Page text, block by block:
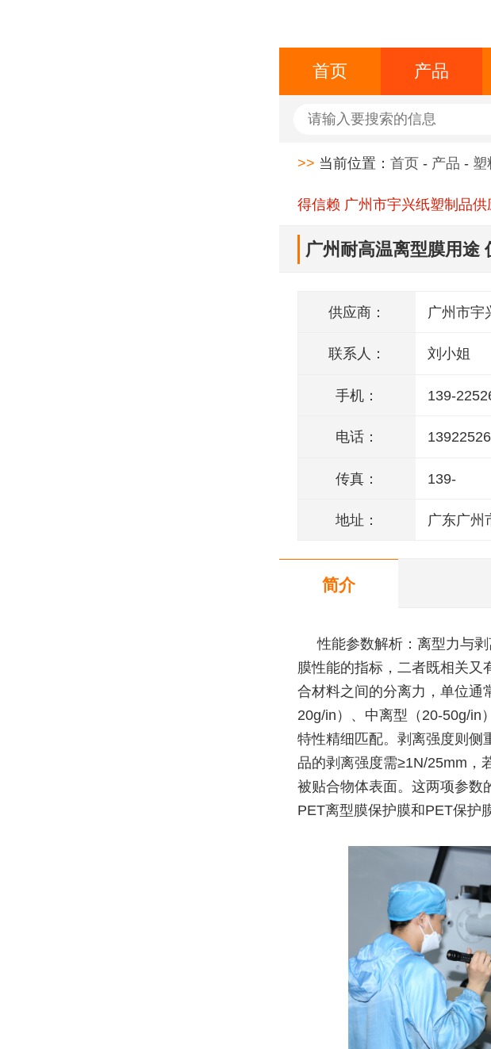
首页 产品
>> 当前位置： 首页 - 产品 - 塑
得信赖 广州市宇兴纸塑制品供
广州耐高温离型膜用途
供应商： 广州市宇
联系人： 刘小姐
手机： 139-
电话：
传真： 139-
地址： 广东广州
简介
性能参数解析：离型力与
膜性能的指标，二者既相关又
合材料之间的分离力，单位通
20g/in）、中离型（20-50g/in
特性精细匹配。剥离强度则侧
品的剥离强度需≥1N/25mm，
被贴合物体表面。这两项参数
PET离型膜保护膜和PET保护